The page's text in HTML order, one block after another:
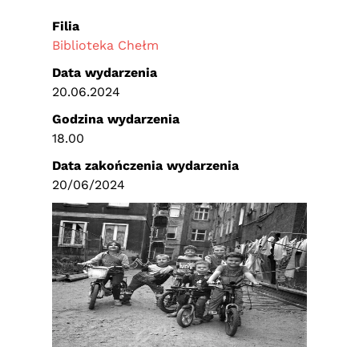
Filia
Biblioteka Chełm
Data wydarzenia
20.06.2024
Godzina wydarzenia
18.00
Data zakończenia wydarzenia
20/06/2024